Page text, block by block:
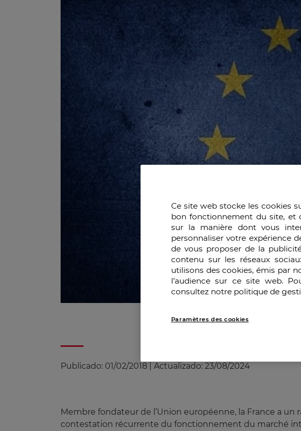
Publicado: 01/02/2018 Actualizado: 23/08/2024
Membre fondateur de l’Union européenne, la France a
contestation récurrente du fonctionnement du marché
Ce site web stocke les cookies
bon fonctionnement du site, et
sur la manière dont vous
personnaliser votre expérience
de vous proposer de la
contenu sur les réseaux
utilisons des cookies, émis par
l’audience sur ce site web.
consultez notre politique de
Paramètres des cookies